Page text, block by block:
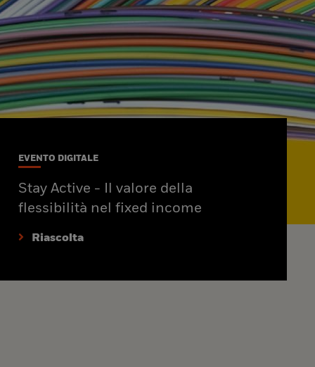
EVENTO DIGITALE
Stay Active - Il valore della
flessibilità nel fixed income
Riascolta